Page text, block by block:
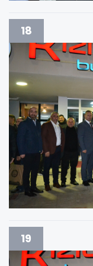
18
19